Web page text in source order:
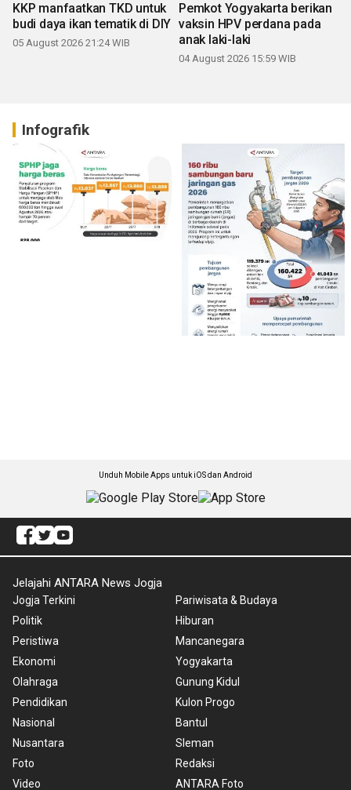
KKP manfaatkan TKD untuk
budi daya ikan tematik di DIY
05 August 2026 21:24 WIB
Pemkot Yogyakarta berikan
vaksin HPV perdana pada
anak laki-laki
04 August 2026 15:59 WIB
Infografik
Unduh Mobile Apps untuk iOS dan Android
Jelajahi ANTARA News Jogja
Jogja Terkini
Politik
Peristiwa
Ekonomi
Olahraga
Pendidikan
Nasional
Nusantara
Foto
Video
Pariwisata & Budaya
Hiburan
Mancanegara
Yogyakarta
Gunung Kidul
Kulon Progo
Bantul
Sleman
Redaksi
ANTARA Foto